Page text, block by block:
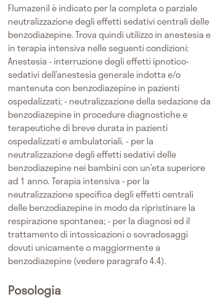
Flumazenil è indicato per la completa o parziale
neutralizzazione degli effetti sedativi centrali delle
benzodiazepine. Trova quindi utilizzo in anestesia e
in terapia intensiva nelle seguenti condizioni:
Anestesia - interruzione degli effetti ipnotico-
sedativi dell’anestesia generale indotta e/o
mantenuta con benzodiazepine in pazienti
ospedalizzati; - neutralizzazione della sedazione da
benzodiazepine in procedure diagnostiche e
terapeutiche di breve durata in pazienti
ospedalizzati e ambulatoriali. - per la
neutralizzazione degli effetti sedativi delle
benzodiazepine nei bambini con un’eta superiore
ad 1 anno. Terapia intensiva - per la
neutralizzazione specifica degli effetti centrali
delle benzodiazepine in modo da ripristinare la
respirazione spontanea; - per la diagnosi ed il
trattamento di intossicazioni o sovradosaggi
dovuti unicamente o maggiormente a
benzodiazepine (vedere paragrafo 4.4).
Posologia